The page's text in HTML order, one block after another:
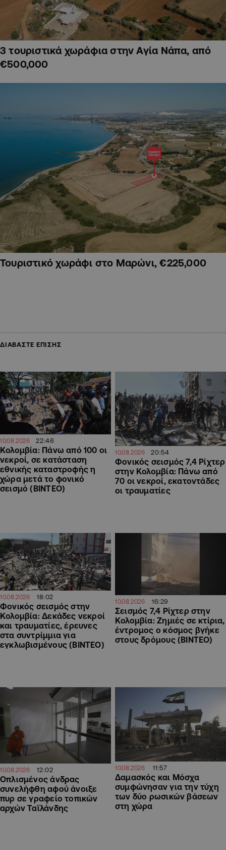
3 τουριστικά χωράφια στην Αγία Νάπα, από
€500,000
Τουριστικό χωράφι στο Μαρώνι, €225,000
ΔΙΑΒΑΣΤΕ ΕΠΙΣΗΣ
10.08.2026 22:46
Κολομβία: Πάνω από 100 οι
νεκροί, σε κατάσταση
εθνικής καταστροφής η
χώρα μετά το φονικό
σεισμό (ΒΙΝΤΕΟ)
10.08.2026 20:54
Φονικός σεισμός 7,4 Ρίχτερ
στην Κολομβία: Πάνω από
70 οι νεκροί, εκατοντάδες
οι τραυματίες
10.08.2026 18:02
Φονικός σεισμός στην
Κολομβία: Δεκάδες νεκροί
και τραυματίες, έρευνες
στα συντρίμμια για
εγκλωβισμένους (ΒΙΝΤΕΟ)
10.08.2026 16:29
Σεισμός 7,4 Ρίχτερ στην
Κολομβία: Ζημιές σε κτίρια,
έντρομος ο κόσμος βγήκε
στους δρόμους (ΒΙΝΤΕΟ)
10.08.2026 12:02
Οπλισμένος άνδρας
συνελήφθη αφού άνοιξε
πυρ σε γραφείο τοπικών
αρχών Ταϊλάνδης
10.08.2026 11:57
Δαμασκός και Μόσχα
συμφώνησαν για την τύχη
των δύο ρωσικών βάσεων
στη χώρα